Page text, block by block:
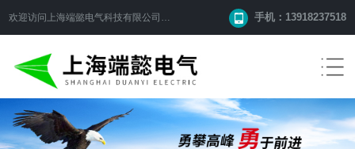
欢迎访问 上海端懿电气科技有限公司 网站！ 手机：13918237518